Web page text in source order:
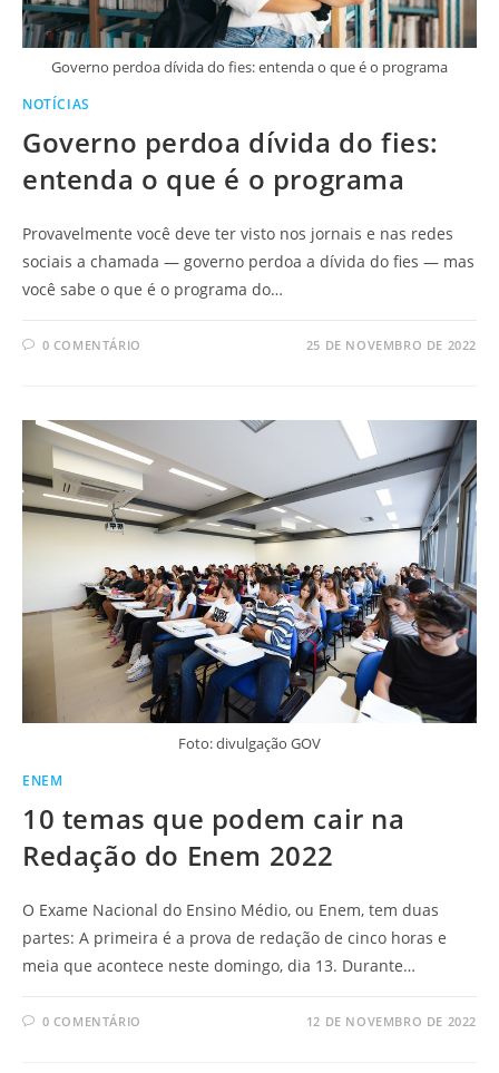
Governo perdoa dívida do fies: entenda o que é o programa
NOTÍCIAS
Governo perdoa dívida do fies:
entenda o que é o programa
Provavelmente você deve ter visto nos jornais e nas redes
sociais a chamada — governo perdoa a dívida do fies — mas
você sabe o que é o programa do…
0 COMENTÁRIO 25 DE NOVEMBRO DE 2022
Foto: divulgação GOV
ENEM
10 temas que podem cair na
Redação do Enem 2022
O Exame Nacional do Ensino Médio, ou Enem, tem duas
partes: A primeira é a prova de redação de cinco horas e
meia que acontece neste domingo, dia 13. Durante…
0 COMENTÁRIO 12 DE NOVEMBRO DE 2022